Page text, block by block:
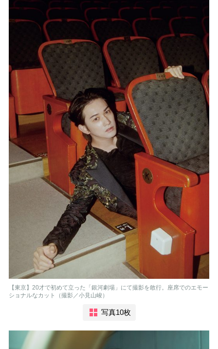
【東京】20才で初めて立った「銀河劇場」にて撮影を敢行。座席でのエモー
ショナルなカット（撮影／小見山峻）
写真10枚